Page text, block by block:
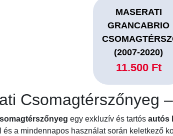
MASERATI
GRANCABRIO
(2007-2020)
11.500 Ft
Csomagtérszőnyeg
egy exkluzív és tartósautós
és a mindennapos használat során keletkező